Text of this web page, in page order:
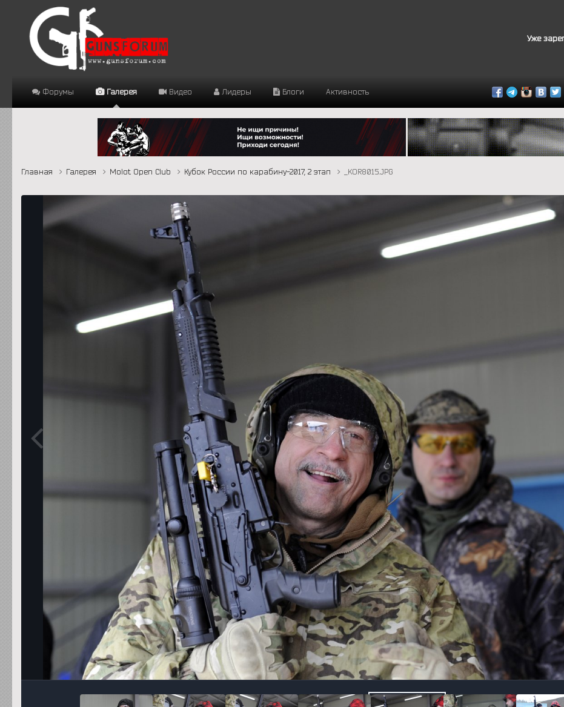
Уже
Форумы Галерея Видео Лидеры Блоги Активность
Главная Галерея Molot Open Club Кубок России по карабину-2017, 2 этап _KOR8015.JPG